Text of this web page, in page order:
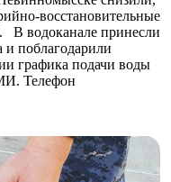
восстановительные
В водоканале принесли
и поблагодарили
графика подачи воды
Телефон